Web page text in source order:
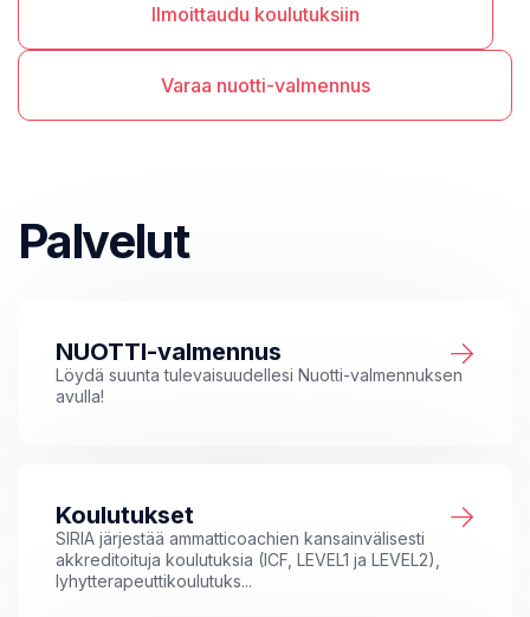
Ilmoittaudu koulutuksiin
Varaa nuotti-valmennus
Palvelut
NUOTTI-valmennus
Löydä suunta tulevaisuudellesi Nuotti-valmennuksen
avulla!
Koulutukset
SIRIA järjestää ammatticoachien kansainvälisesti
akkreditoituja koulutuksia (ICF, LEVEL1 ja LEVEL2),
lyhytterapeuttikoulutuks...